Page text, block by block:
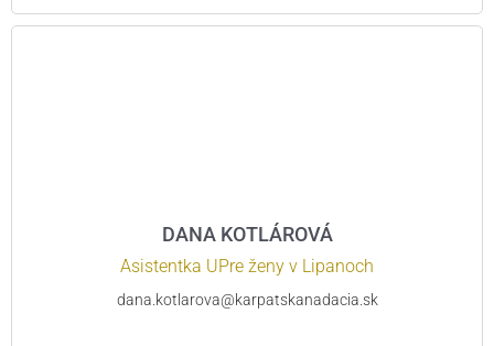
DANA KOTLÁROVÁ
Asistentka UPre ženy v Lipanoch
dana.kotlarova@karpatskanadacia.sk